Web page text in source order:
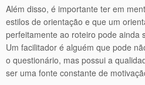
Além disso, é importante ter em
estilos de orientação e que um
perfeitamente ao roteiro pode ainda
Um facilitador é alguém que pode
o questionário, mas possui a
ser uma fonte constante de